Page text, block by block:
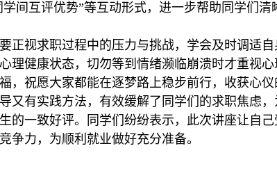
间互评优势”等互动形式，进一步帮助同学们
正视求职过程中的压力与挑战，学会及时调适
理健康状态，切勿等到情绪濒临崩溃时才重视
，祝愿大家都能在逐梦路上稳步前行，收获心仪
又有实践方法，有效缓解了同学们的求职焦虑
的一致好评。同学们纷纷表示，此次讲座让自
争力，为顺利就业做好充分准备。